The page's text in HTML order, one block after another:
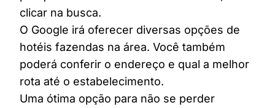
clicar na busca.
O Google irá oferecer diversas opções de
hotéis fazendas na área. Você também
poderá conferir o endereço e qual a melhor
rota até o estabelecimento.
Uma ótima opção para não se perder